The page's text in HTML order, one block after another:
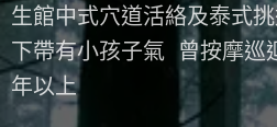
生館中式穴道活絡及泰式
下帶有小孩子氣 曾按摩巡
年以上